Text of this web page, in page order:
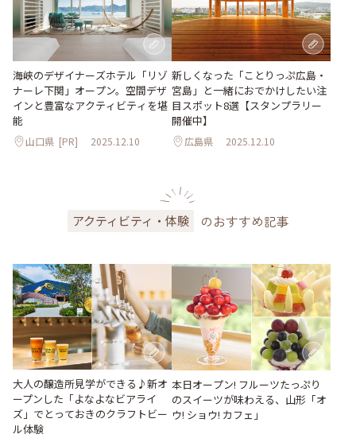
海峡のデザイナーズホテル「リゾ
ナーレ下関」オープン。空間デザ
インと豊富なアクティビティを堪
能
山口県 [PR] 2025.12.10
新しくなった「ことりっぷ広島・
宮島」と一緒におでかけしたい注
目スポット8選【スタンプラリー
開催中】
広島県 2025.12.10
アクティビティ・体験 のおすすめ記事
大人の醸造所見学ができる♪新オ
ープンした「よなよなビアライ
ズ」でとっておきのクラフトビー
ル体験
本日オープン! フルーツたっぷり
のスイーツが味わえる、山形「オ
ウ! ショウ! カフェ」